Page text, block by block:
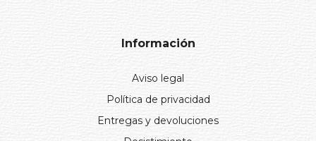
Información
Aviso legal
Política de privacidad
Entregas y devoluciones